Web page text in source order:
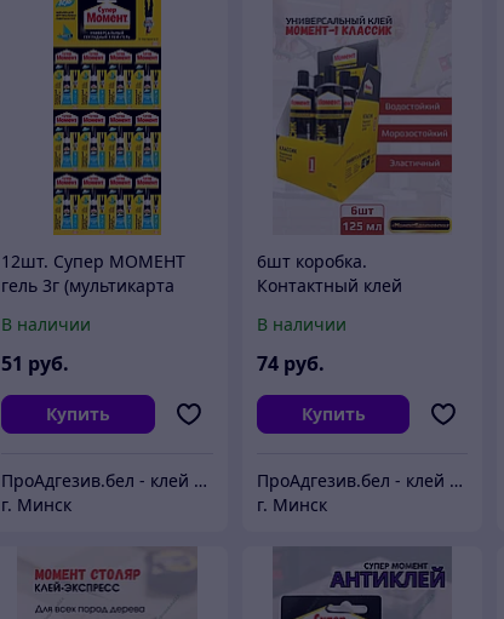
12шт. Супер МОМЕНТ
гель 3г (мультикарта
В наличии
51 руб.
Купить
ПроАдгезив.бел - клей c доставкой по Беларуси
г. Минск
6шт коробка.
Контактный клей
125 мл (коробка)
В наличии
74 руб.
Купить
ПроАдгезив.бел - клей c доставкой по Беларуси
г. Минск